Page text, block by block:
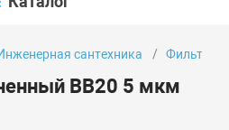
сантехника Фильтры
BB20 5 мкм